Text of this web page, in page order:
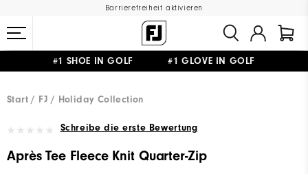
Barrierefreiheit aktivieren
#1 SHOE IN GOLF #1 GLOVE IN GOLF
Start
FJ Holiday Collection
Schreibe die erste Bewertung
Après Tee Fleece Knit Quarter-Zip